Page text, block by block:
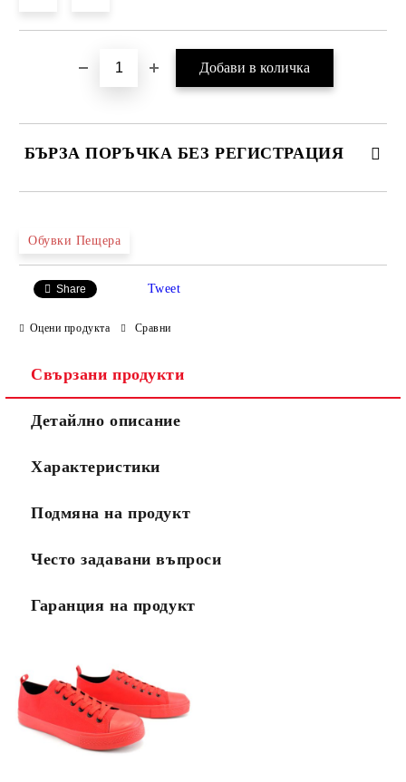
БЪРЗА ПОРЪЧКА БЕЗ РЕГИСТРАЦИЯ
Ние ще се свържем с вас в рамките на работния ден.
Обувки Пещера
Share Tweet
Оцени продукта Сравни
Свързани продукти
Детайлно описание
Характеристики
Подмяна на продукт
Често задавани въпроси
Гаранция на продукт